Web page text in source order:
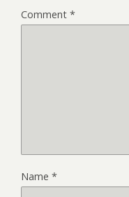
Comment *
Name *